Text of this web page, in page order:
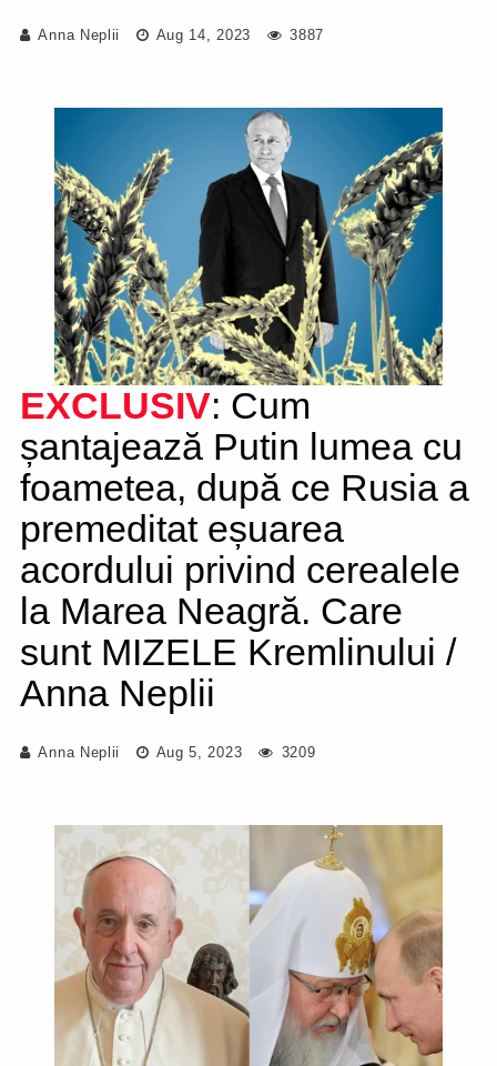
Anna Neplii Aug 14, 2023 3887
EXCLUSIV: Cum
șantajează Putin lumea cu
foametea, după ce Rusia a
premeditat eșuarea
acordului privind cerealele
la Marea Neagră. Care
sunt MIZELE Kremlinului /
Anna Neplii
Anna Neplii Aug 5, 2023 3209